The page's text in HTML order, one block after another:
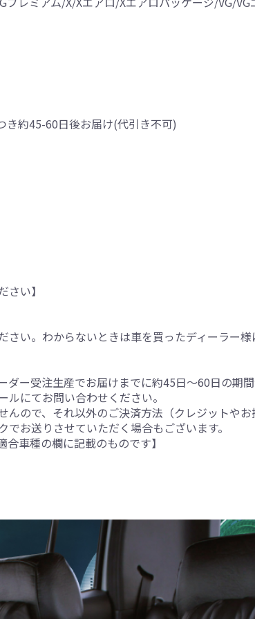
約45-60日後お届け(代引き不可)
さい】
い。わからないときは車を買ったディーラー様
ー受注生産でお届けまでに約45日～60日の期間
にてお問い合わせください。
ので、それ以外のご決済方法（クレジットやお
お送りさせていただく場合もございます。
合車種の欄に記載のものです】